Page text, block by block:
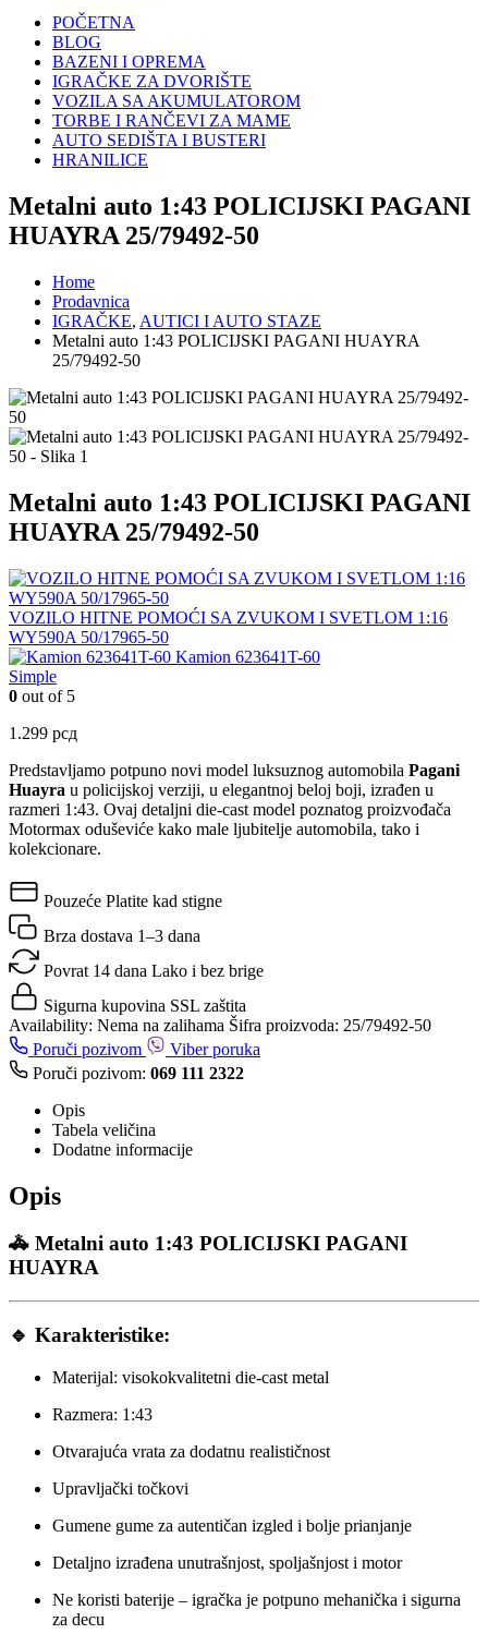
POČETNA
BLOG
BAZENI I OPREMA
IGRAČKE ZA DVORIŠTE
VOZILA SA AKUMULATOROM
TORBE I RANČEVI ZA MAME
AUTO SEDIŠTA I BUSTERI
HRANILICE
Metalni auto 1:43 POLICIJSKI PAGANI
HUAYRA 25/79492-50
Home
Prodavnica
IGRAČKE, AUTICI I AUTO STAZE
Metalni auto 1:43 POLICIJSKI PAGANI HUAYRA
25/79492-50
Metalni auto 1:43 POLICIJSKI PAGANI
HUAYRA 25/79492-50
VOZILO HITNE POMOĆI SA ZVUKOM I SVETLOM 1:16
WY590A 50/17965-50
Kamion 623641T-60
Simple
0 out of 5
1.299 рсд
Predstavljamo potpuno novi model luksuznog automobila Pagani
Huayra u policijskoj verziji, u elegantnoj beloj boji, izrađen u
razmeri 1:43. Ovaj detaljni die-cast model poznatog proizvođača
Motormax oduševiće kako male ljubitelje automobila, tako i
kolekcionare.
Pouzeće Platite kad stigne
Brza dostava 1–3 dana
Povrat 14 dana Lako i bez brige
Sigurna kupovina SSL zaštita
Availability: Nema na zalihama Šifra proizvoda: 25/79492-50
Poruči pozivom
Viber poruka
Poruči pozivom: 069 111 2322
Opis
Tabela veličina
Dodatne informacije
Opis
🚓 Metalni auto 1:43 POLICIJSKI PAGANI
HUAYRA
🔹 Karakteristike:
Materijal: visokokvalitetni die-cast metal
Razmera: 1:43
Otvarajuća vrata za dodatnu realističnost
Upravljački točkovi
Gumene gume za autentičan izgled i bolje prianjanje
Detaljno izrađena unutrašnjost, spoljašnjost i motor
Ne koristi baterije – igračka je potpuno mehanička i sigurna
za decu